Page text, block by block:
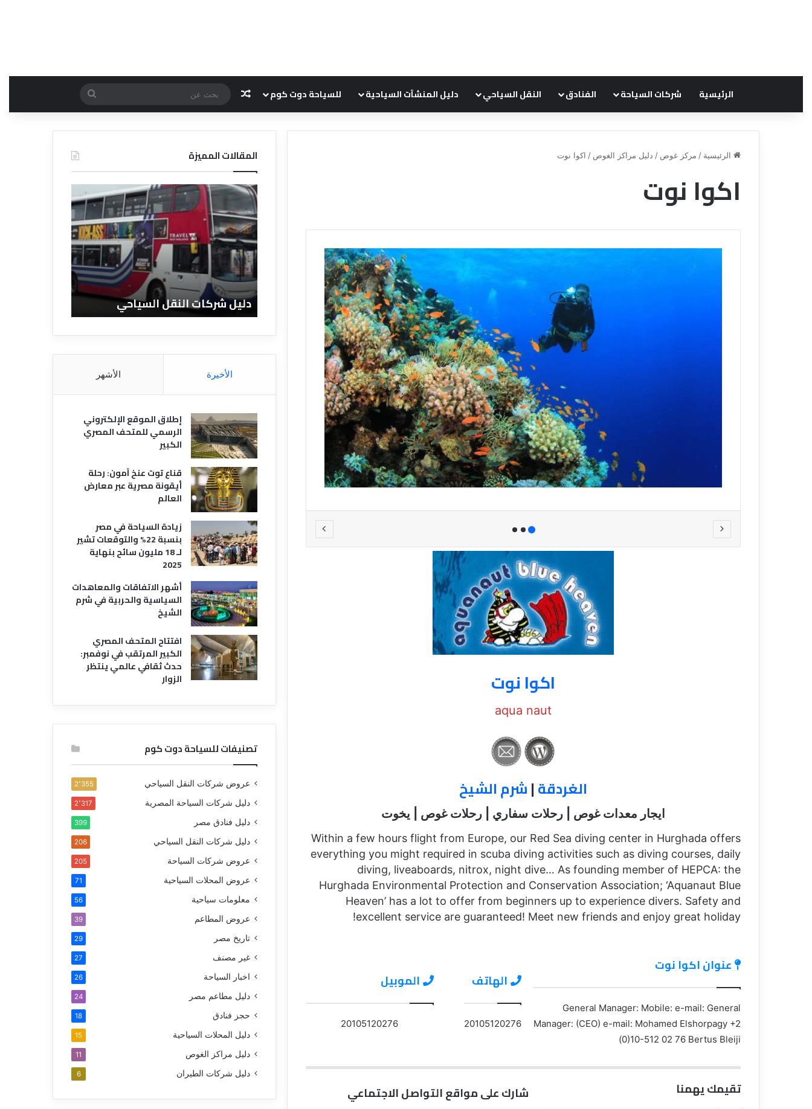
الرئيسية شركات السياحة الفنادق النقل السياحي دليل المنشآت السياحية للسياحة دوت كوم مقال عشوائي
عن
الرئيسية / مركز غوص / دليل مراكز الغوص / اكوا نوت
اكوا نوت
اكوا نوت
aqua naut
الغردقة|شرم الشيخ
ايجار معدات غوص | رحلات سفاري | رحلات غوص | يخوت
Within a few hours flight from Europe, our Red Sea diving center in Hurghada offers
everything you might required in scuba diving activities such as diving courses, daily
diving, liveaboards, nitrox, night dive… As founding member of HEPCA: the
Hurghada Environmental Protection and Conservation Association; ‘Aquanaut Blue
Heaven’ has a lot to offer from beginners up to experience divers. Safety and
excellent service are guaranteed! Meet new friends and enjoy great holiday!
عنوان اكوا نوت
General Manager: Mobile: e-mail: General
Manager: (CEO) e-mail: Mohamed Elshorpagy +2
(0)10-512 02 76 Bertus Bleiji
الهاتف
20105120276
الموبيل
20105120276
تقيمك يهمنا شارك على مواقع التواصل الاجتماعي
المقالات المميزة
ة
ض
ق
قناة للسياحة دوت كوم – عروض
الفنادق
ض
ت
ا
ل
ن
ق
ل
ا
ل
س
ي
ا
ح
ي
عروض شركات النقل السياحي
د
ل
ي
ل
ش
ر
ا
ت
ل
ل
س
ح
ي
دليل شركات النقل السياحي
م
ي
الأخيرة الأشهر
إطلاق الموقع الإلكتروني
الرسمي للمتحف المصري
الكبير
قناع توت عنخ آمون: رحلة
أيقونة مصرية عبر معارض
العالم
زيادة السياحة في مصر
بنسبة 22% والتوقعات تشير
لـ 18 مليون سائح بنهاية
2025
أشهر الاتفاقات والمعاهدات
السياسية والحربية في شرم
الشيخ
افتتاح المتحف المصري
الكبير المرتقب في نوفمبر:
حدث ثقافي عالمي ينتظر
الزوار
تصنيفات للسياحة دوت كوم
عروض شركات النقل السياحي 2٬355
دليل شركات السياحة المصرية 2٬317
دليل فنادق مصر 399
دليل شركات النقل السياحي 206
عروض شركات السياحة 205
عروض المحلات السياحية 71
معلومات سياحية 56
عروض المطاعم 39
تاريخ مصر 29
غير مصنف 27
اخبار السياحة 26
دليل مطاعم مصر 24
حجز فنادق 18
دليل المحلات السياحية 15
دليل مراكز الغوص 11
دليل شركات الطيران 6